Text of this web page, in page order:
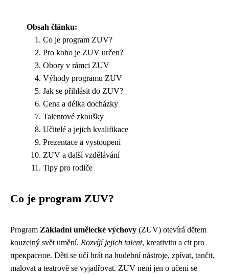
Obsah článku:
Co je program ZUV?
Pro koho je ZUV určen?
Obory v rámci ZUV
Výhody programu ZUV
Jak se přihlásit do ZUV?
Cena a délka docházky
Talentové zkoušky
Učitelé a jejich kvalifikace
Prezentace a vystoupení
ZUV a další vzdělávání
Tipy pro rodiče
Co je program ZUV?
Program Základní umělecké výchovy (ZUV) otevírá dětem
kouzelný svět umění. Rozvíjí jejich talent, kreativitu a cit pro
прекрасное. Děti se učí hrát na hudební nástroje, zpívat, tančit,
malovat a teatrově se vyjadřovat. ZUV není jen o učení se